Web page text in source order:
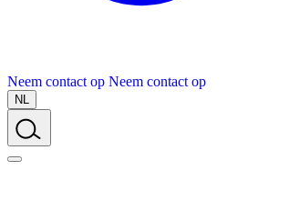
Neem contact op Neem contact op
NL